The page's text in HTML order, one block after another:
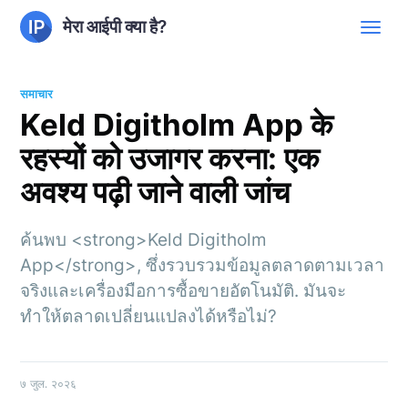
मेरा आईपी क्या है?
समाचार
Keld Digitholm App के
रहस्यों को उजागर करना: एक
अवश्य पढ़ी जाने वाली जांच
ค้นพบ <strong>Keld Digitholm
App</strong>, ซึ่งรวบรวมข้อมูลตลาดตามเวลา
จริงและเครื่องมือการซื้อขายอัตโนมัติ. มันจะ
ทำให้ตลาดเปลี่ยนแปลงได้หรือไม่?
७ जुल. २०२६